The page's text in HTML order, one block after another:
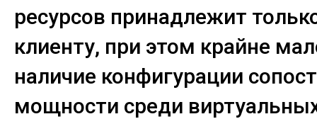
ресурсов принадлежит
клиенту, при этом крайне
наличие конфигурации
мощности среди